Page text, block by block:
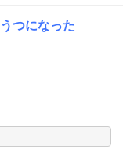
つになった